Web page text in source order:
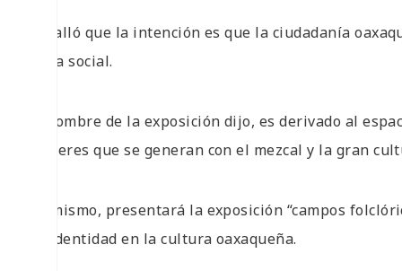
Detalló que la intención es que la ciudadanía
tema social.
El nombre de la exposición dijo, es derivado al
placeres que se generan con el mezcal y la gran
Asimismo, presentará la exposición “campos
su identidad en la cultura oaxaqueña.